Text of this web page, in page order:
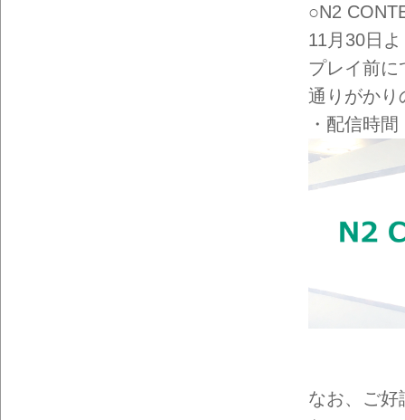
○N2
11月30日
プレイ前に
通りがかり
・配信時
なお、ご好